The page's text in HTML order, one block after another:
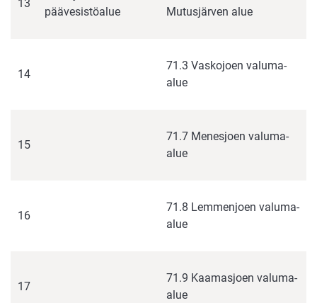
13
päävesistöalue
Mutusjärven alue
14
71.3 Vaskojoen valuma-
alue
15
71.7 Menesjoen valuma-
alue
16
71.8 Lemmenjoen valuma-
alue
17
71.9 Kaamasjoen valuma-
alue